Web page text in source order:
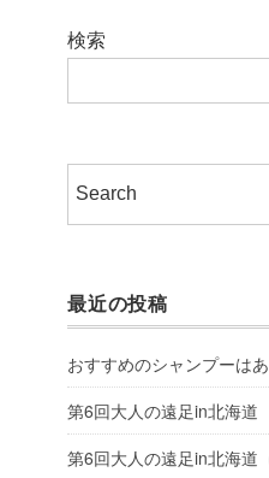
検索
最近の投稿
おすすめのシャンプーは
第6回大人の遠足in北海
第6回大人の遠足in北海道